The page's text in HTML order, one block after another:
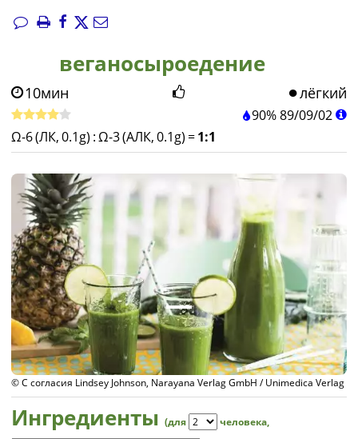
веганосыроедение
10мин лёгкий
90%89/09/02
Ω-6 (ЛК, 0.1g) :Ω-3 (АЛК, 0.1g) =1:1
© С согласия Lindsey Johnson, Narayana Verlag GmbH / Unimedica Verlag
Ингредиенты (для человека,